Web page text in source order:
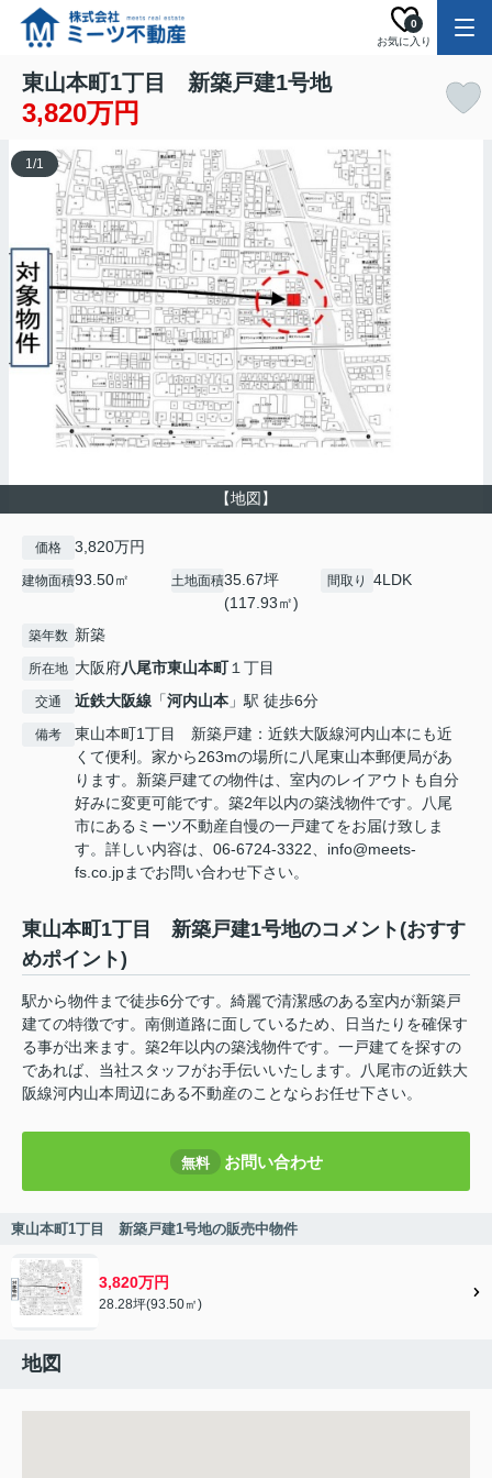
お気に入り
0
東山本町1丁目 新築戸建1号地
3,820万円
【地図】
1/1
価格 3,820万円
建物面積93.50㎡ 土地面積35.67坪
(117.93㎡)
間取り 4LDK
築年数 新築
所在地 大阪府八尾市東山本町１丁目
交通 近鉄大阪線 「河内山本 」駅 徒歩6分
備考
東山本町1丁目 新築戸建：近鉄大阪線河内山本にも近
くて便利。家から263mの場所に八尾東山本郵便局があ
ります。新築戸建ての物件は、室内のレイアウトも自分
好みに変更可能です。築2年以内の築浅物件です。八尾
市にあるミーツ不動産自慢の一戸建てをお届け致しま
す。詳しい内容は、06-6724-3322、info@meets-
fs.co.jpまでお問い合わせ下さい。
東山本町1丁目 新築戸建1号地のコメント(おすす
めポイント)
駅から物件まで徒歩6分です。綺麗で清潔感のある室内が新築戸
建ての特徴です。南側道路に面しているため、日当たりを確保す
る事が出来ます。築2年以内の築浅物件です。一戸建てを探すの
であれば、当社スタッフがお手伝いいたします。八尾市の近鉄大
阪線河内山本周辺にある不動産のことならお任せ下さい。
無料 お問い合わせ
東山本町1丁目 新築戸建1号地の販売中物件
3,820万円
28.28坪(93.50㎡)
地図